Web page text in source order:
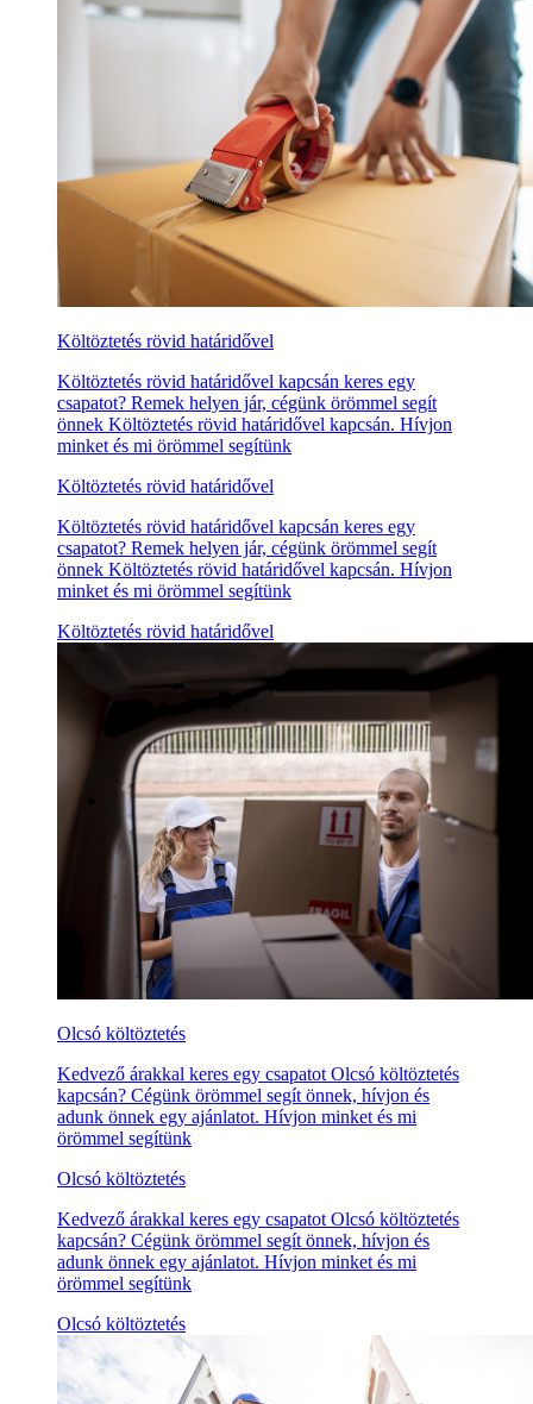
Költöztetés rövid határidővel
Költöztetés rövid határidővel kapcsán keres egy
csapatot? Remek helyen jár, cégünk örömmel segít
önnek Költöztetés rövid határidővel kapcsán. Hívjon
minket és mi örömmel segítünk
Költöztetés rövid határidővel
Költöztetés rövid határidővel kapcsán keres egy
csapatot? Remek helyen jár, cégünk örömmel segít
önnek Költöztetés rövid határidővel kapcsán. Hívjon
minket és mi örömmel segítünk
Költöztetés rövid határidővel
Olcsó költöztetés
Kedvező árakkal keres egy csapatot Olcsó költöztetés
kapcsán? Cégünk örömmel segít önnek, hívjon és
adunk önnek egy ajánlatot. Hívjon minket és mi
örömmel segítünk
Olcsó költöztetés
Kedvező árakkal keres egy csapatot Olcsó költöztetés
kapcsán? Cégünk örömmel segít önnek, hívjon és
adunk önnek egy ajánlatot. Hívjon minket és mi
örömmel segítünk
Olcsó költöztetés